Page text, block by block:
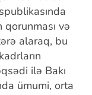
və
alaraq, bu
ilə Bakı
ümumi, orta